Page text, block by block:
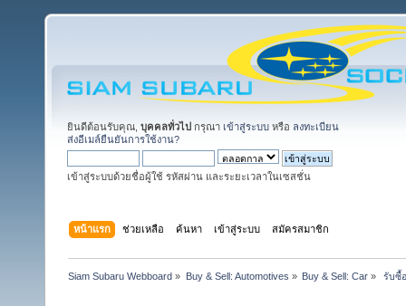
ยินดีต้อนรับคุณ, บุคคลทั่วไป กรุณา เข้าสู่ระบบ หรือ ลงทะเบียน
ส่งอีเมล์ยืนยันการใช้งาน?
เข้าสู่ระบบด้วยชื่อผู้ใช้ รหัสผ่าน และระยะเวลาในเซสชั่น
หน้าแรก ช่วยเหลือ ค้นหา เข้าสู่ระบบ สมัครสมาชิก
Siam Subaru Webboard » Buy & Sell: Automotives » Buy & Sell: Car» รับซื้